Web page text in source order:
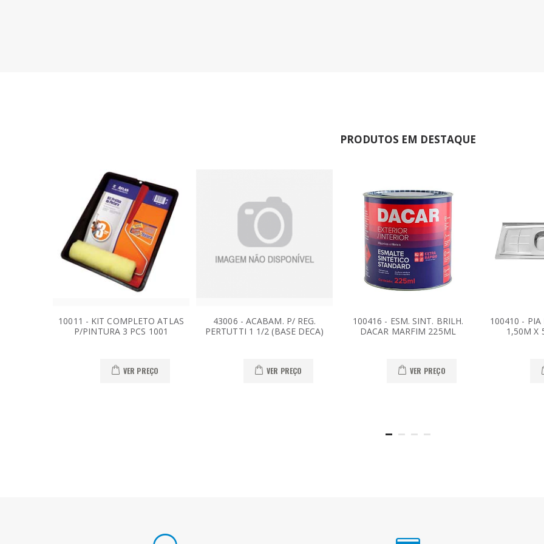
PRODUTOS EM DESTAQUE
10011 - KIT COMPLETO ATLAS
P/PINTURA 3 PCS 1001
VER PREÇO
43006 - ACABAM. P/ REG.
PERTUTTI 1 1/2 (BASE DECA)
VER PREÇO
100416 - ESM. SINT. BRILH.
DACAR MARFIM 225ML
VER PREÇO
100410 - PIA
1,50M X